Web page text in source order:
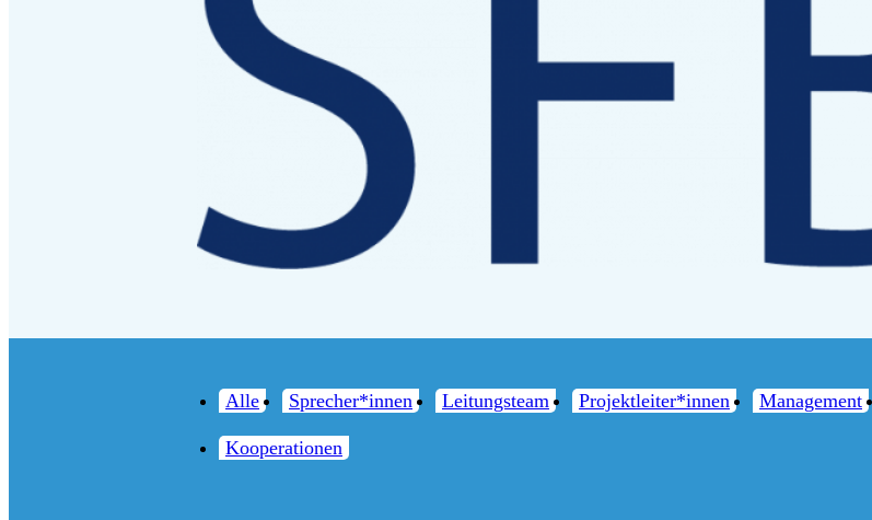
Alle Sprecher*innen Leitungsteam Projektleiter*innen Management
Kooperationen